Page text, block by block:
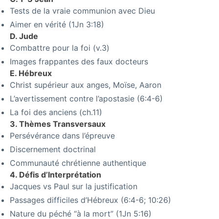
Tests de la vraie communion avec Dieu
Aimer en vérité (1Jn 3:18)
D. Jude
Combattre pour la foi (v.3)
Images frappantes des faux docteurs
E. Hébreux
Christ supérieur aux anges, Moïse, Aaron
L’avertissement contre l’apostasie (6:4-6)
La foi des anciens (ch.11)
3. Thèmes Transversaux
Persévérance dans l’épreuve
Discernement doctrinal
Communauté chrétienne authentique
4. Défis d’Interprétation
Jacques vs Paul sur la justification
Passages difficiles d’Hébreux (6:4-6; 10:26)
Nature du péché “à la mort” (1Jn 5:16)